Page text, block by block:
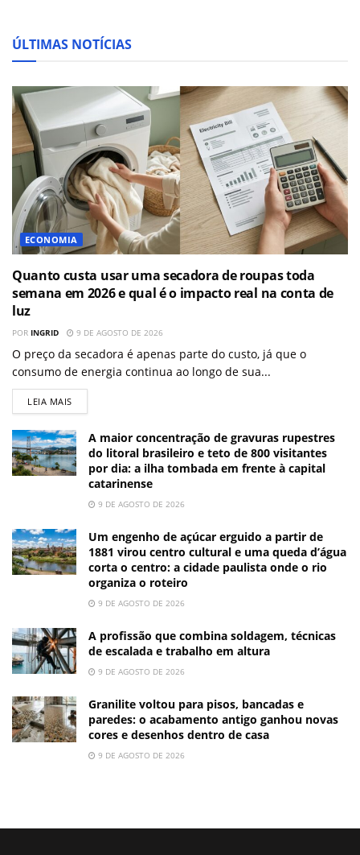
ÚLTIMAS NOTÍCIAS
ECONOMIA
Quanto custa usar uma secadora de roupas toda
semana em 2026 e qual é o impacto real na conta de
luz
POR INGRID 9 DE AGOSTO DE 2026
O preço da secadora é apenas parte do custo, já que o
consumo de energia continua ao longo de sua...
LEIA MAIS
A maior concentração de gravuras rupestres
do litoral brasileiro e teto de 800 visitantes
por dia: a ilha tombada em frente à capital
catarinense
9 DE AGOSTO DE 2026
Um engenho de açúcar erguido a partir de
1881 virou centro cultural e uma queda d’água
corta o centro: a cidade paulista onde o rio
organiza o roteiro
9 DE AGOSTO DE 2026
A profissão que combina soldagem, técnicas
de escalada e trabalho em altura
9 DE AGOSTO DE 2026
Granilite voltou para pisos, bancadas e
paredes: o acabamento antigo ganhou novas
cores e desenhos dentro de casa
9 DE AGOSTO DE 2026